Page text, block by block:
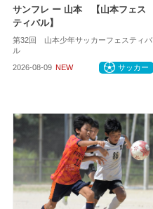
サンフレ ー 山本 【山本フェス
ティバル】
第32回 山本少年サッカーフェスティバ
ル
2026-08-09 NEW サッカー